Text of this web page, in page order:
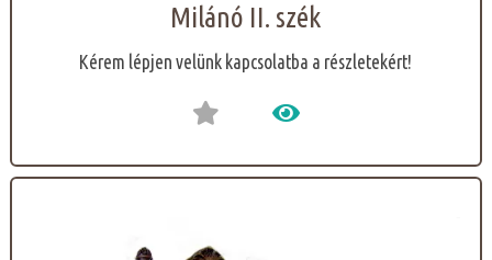
Milánó II. szék
Kérem lépjen velünk kapcsolatba a részletekért!